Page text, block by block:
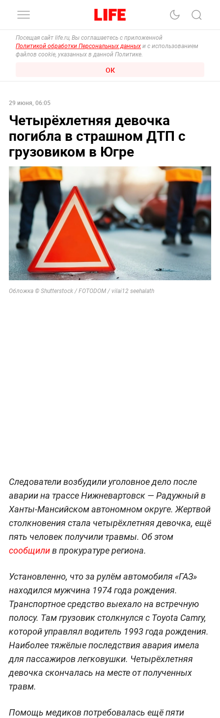
Посещая сайт life.ru, Вы соглашаетесь с приложенной
Политикой обработки Персональных данных и с использованием
файлов cookie, указанных в данной Политике.
ОК
29 июня, 06:05
Четырёхлетняя девочка
погибла в страшном ДТП с
грузовиком в Югре
Обложка © Shutterstock / FOTODOM / vilai12 seehalath
Следователи возбудили уголовное дело после
аварии на трассе Нижневартовск — Радужный в
Ханты-Мансийском автономном округе. Жертвой
столкновения стала четырёхлетняя девочка, ещё
пять человек получили травмы. Об этом
сообщилив прокуратуре региона.
Установленно, что за рулём автомобиля «ГАЗ»
находился мужчина 1974 года рождения.
Транспортное средство выехало на встречную
полосу. Там грузовик столкнулся с Toyota Camry,
которой управлял водитель 1993 года рождения.
Наиболее тяжёлые последствия авария имела
для пассажиров легковушки. Четырёхлетняя
девочка скончалась на месте от полученных
травм.
Помощь медиков потребовалась ещё пяти